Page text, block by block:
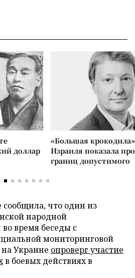
доллар
«Большая
Израиля показала
границ допустимого
сообщила, что один из
народной
время беседы с
мониторинговой
Украине опроверг участие
в боевых действиях в